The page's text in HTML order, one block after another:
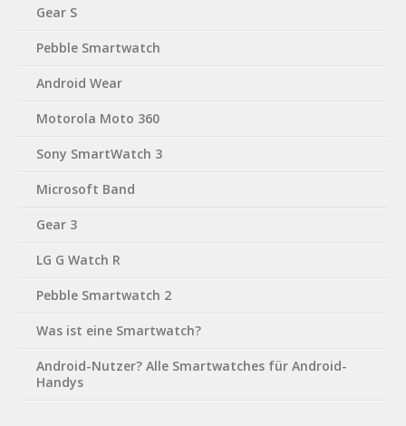
Gear S
Pebble Smartwatch
Android Wear
Motorola Moto 360
Sony SmartWatch 3
Microsoft Band
Gear 3
LG G Watch R
Pebble Smartwatch 2
Was ist eine Smartwatch?
Android-Nutzer? Alle Smartwatches für Android-
Handys